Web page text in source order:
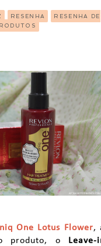
RESENHA
RESENHA DE
One Lotus Flower,
produto, o Leave-